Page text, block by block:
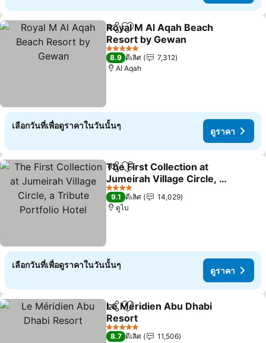
แชร์ เพิ่มในรายการโปรด
Royal M Al Aqah Beach
Resort by Gewan
ดูราคา
5 ดาว
8.9 ดีเลิศ
7,312
Al Aqah
เลือกวันที่เพื่อดูราคาในวันนั้นๆ
ดูราคา
แชร์ เพิ่มในรายการโปรด
The First Collection at
Jumeirah Village Circle, a
Tribute Portfolio Hotel
ดูราคา
4 ดาว
9.1 ดีเลิศ
14,029
ดูไบ
เลือกวันที่เพื่อดูราคาในวันนั้นๆ
ดูราคา
แชร์ เพิ่มในรายการโปรด
Le Méridien Abu Dhabi
Resort
ดูราคา
5 ดาว
8.7 ดีเลิศ
11,506